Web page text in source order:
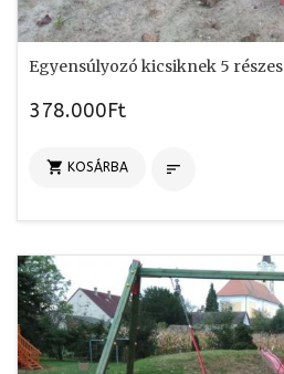
Egyensúlyozó kicsiknek 5 részes
378.000Ft
 KOSÁRBA 